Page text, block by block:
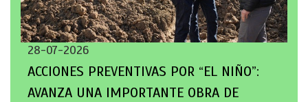
28-07-2026
ACCIONES PREVENTIVAS POR “EL NIÑO”:
AVANZA UNA IMPORTANTE OBRA DE